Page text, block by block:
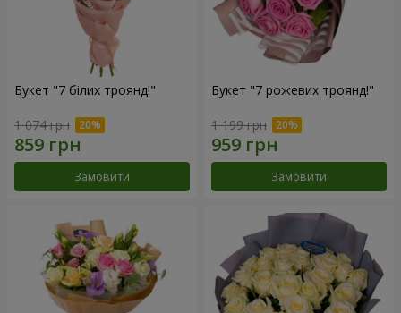
Букет "7 білих троянд!"
1 074 грн
Замовити
Букет "7 рожевих троянд!"
1 199 грн
Замовити